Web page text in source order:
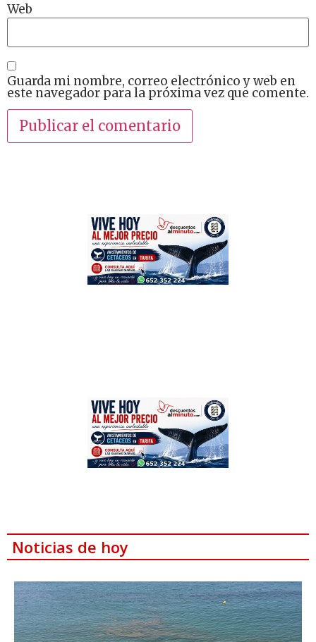
Web
Guarda mi nombre, correo electrónico y web en
este navegador para la próxima vez que comente.
Noticias de hoy